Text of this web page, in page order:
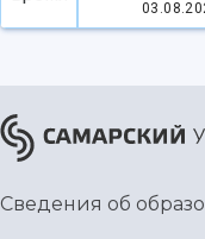
Сведения об